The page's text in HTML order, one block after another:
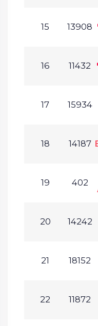
15 13908
16 11432
17 15934
18 14187
19 402
20 14242
21 18152
22 11872